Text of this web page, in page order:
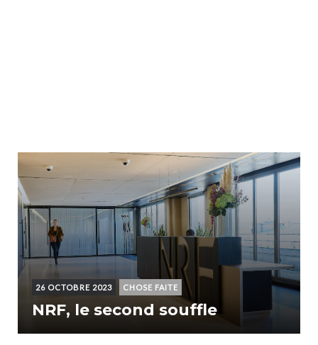
26 OCTOBRE 2023 CHOSE FAITE
NRF, le second souffle